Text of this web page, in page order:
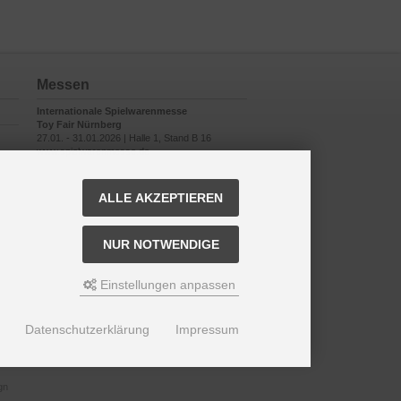
Messen
Internationale Spielwarenmesse
Toy Fair Nürnberg
27.01. - 31.01.2026 | Halle 1, Stand B 16
www.spielwarenmesse.de
ALLE AKZEPTIEREN
NUR NOTWENDIGE
Einstellungen anpassen
Datenschutzerklärung Impressum